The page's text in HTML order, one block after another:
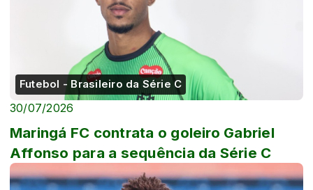
Futebol - Brasileiro da Série C
30/07/2026
Maringá FC contrata o goleiro Gabriel
Affonso para a sequência da Série C